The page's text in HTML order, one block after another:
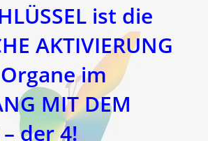
ist die
AKTIVIERUNG
im
MIT DEM
der 4!